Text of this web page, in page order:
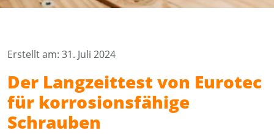
Erstellt am: 31. Juli 2024
Der Langzeittest von Eurotec
für korrosionsfähige
Schrauben